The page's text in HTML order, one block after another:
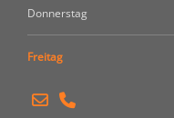
Donnerstag
Freitag